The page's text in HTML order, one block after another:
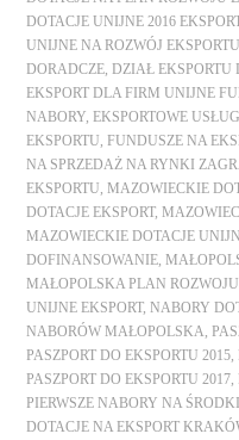
DOTACJE UNIJNE 2016
UNIJNE NA ROZWÓJ EKSPORTU
DORADCZE
DZIAŁ EKSPORTU
EKSPORT DLA FIRM UNIJNE
NABORY
EKSPORTOWE
EKSPORTU
FUNDUSZE NA
NA SPRZEDAŻ NA RYNKI
EKSPORTU
MAZOWIECKIE
DOTACJE EKSPORT,
MAZOWIECKIE DOTACJE
DOFINANSOWANIE
MAŁOPOLSKA PLAN
UNIJNE EKSPORT, NABORY
NABORÓW MAŁOPOLSKA
PASZPORT DO EKSPORTU 2015
PASZPORT DO EKSPORTU 2017
PIERWSZE NABORY NA
DOTACJE NA EKSPORT